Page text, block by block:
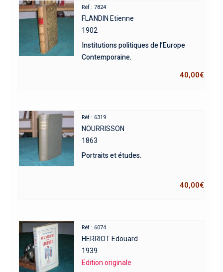
Réf : 7824
FLANDIN Etienne
1902
Institutions politiques de l’Europe
Contemporaine.
40,00€
Réf : 6319
NOURRISSON
1863
Portraits et études.
40,00€
Réf : 6074
HERRIOT Edouard
1939
Edition originale